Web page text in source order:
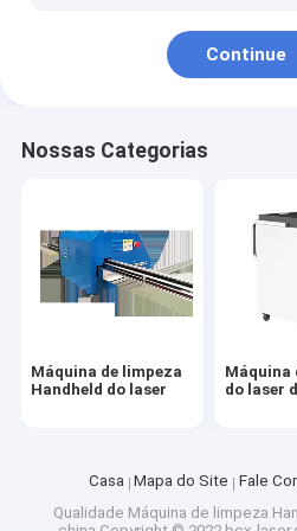
Continue
Nossas Categorias
Máquina de limpeza
Handheld do laser
Máquina
do laser
Casa Mapa do Site Fale
Qualidade Máquina de limpeza